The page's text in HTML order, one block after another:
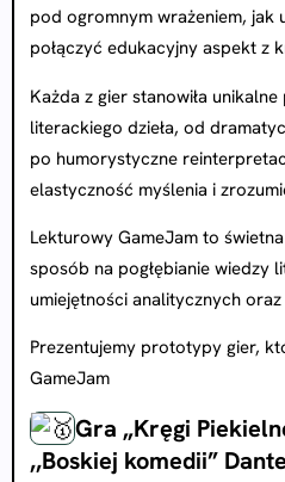
pod ogromnym wrażeniem, jak
połączyć edukacyjny aspekt z
Każda z gier stanowiła
literackiego dzieła, od
po humorystyczne
elastyczność myślenia i
Lekturowy GameJam to
sposób na pogłębianie wiedzy
umiejętności analitycznych
Prezentujemy prototypy gier,
GameJam
Gra „Kręgi
,,Boskiej komedii”